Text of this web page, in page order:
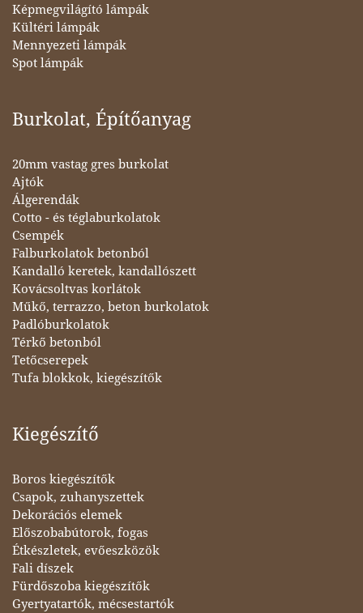
Képmegvilágító lámpák
Kültéri lámpák
Mennyezeti lámpák
Spot lámpák
Burkolat, Építőanyag
20mm vastag gres burkolat
Ajtók
Álgerendák
Cotto - és téglaburkolatok
Csempék
Falburkolatok betonból
Kandalló keretek, kandallószett
Kovácsoltvas korlátok
Műkő, terrazzo, beton burkolatok
Padlóburkolatok
Térkő betonból
Tetőcserepek
Tufa blokkok, kiegészítők
Kiegészítő
Boros kiegészítők
Csapok, zuhanyszettek
Dekorációs elemek
Előszobabútorok, fogas
Étkészletek, evőeszközök
Fali díszek
Fürdőszoba kiegészítők
Gyertyatartók, mécsestartók